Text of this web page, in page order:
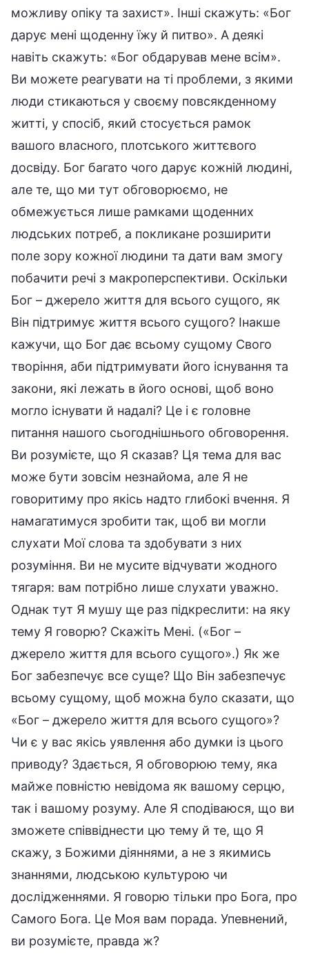
можливу опіку та захист». Інші скажуть: «Бог
дарує мені щоденну їжу й питво». А деякі
навіть скажуть: «Бог обдарував мене всім».
Ви можете реагувати на ті проблеми, з якими
люди стикаються у своєму повсякденному
житті, у спосіб, який стосується рамок
вашого власного, плотського життєвого
досвіду. Бог багато чого дарує кожній людині,
але те, що ми тут обговорюємо, не
обмежується лише рамками щоденних
людських потреб, а покликане розширити
поле зору кожної людини та дати вам змогу
побачити речі з макроперспективи. Оскільки
Бог – джерело життя для всього сущого, як
Він підтримує життя всього сущого? Інакше
кажучи, що Бог дає всьому сущому Свого
творіння, аби підтримувати його існування та
закони, які лежать в його основі, щоб воно
могло існувати й надалі? Це і є головне
питання нашого сьогоднішнього обговорення.
Ви розумієте, що Я сказав? Ця тема для вас
може бути зовсім незнайома, але Я не
говоритиму про якісь надто глибокі вчення. Я
намагатимуся зробити так, щоб ви могли
слухати Мої слова та здобувати з них
розуміння. Ви не мусите відчувати жодного
тягаря: вам потрібно лише слухати уважно.
Однак тут Я мушу ще раз підкреслити: на яку
тему Я говорю? Скажіть Мені. («Бог –
джерело життя для всього сущого».) Як же
Бог забезпечує все суще? Що Він забезпечує
всьому сущому, щоб можна було сказати, що
«Бог – джерело життя для всього сущого»?
Чи є у вас якісь уявлення або думки із цього
приводу? Здається, Я обговорюю тему, яка
майже повністю невідома як вашому серцю,
так і вашому розуму. Але Я сподіваюся, що ви
зможете співвіднести цю тему й те, що Я
скажу, з Божими діяннями, а не з якимись
знаннями, людською культурою чи
дослідженнями. Я говорю тільки про Бога, про
Самого Бога. Це Моя вам порада. Упевнений,
ви розумієте, правда ж?